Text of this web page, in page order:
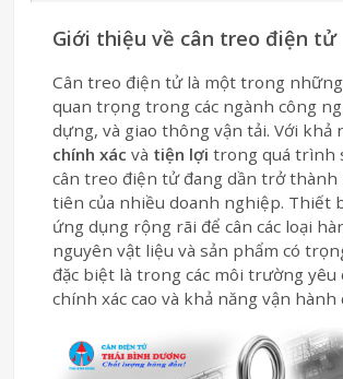
Giới thiệu về cân treo điện tử
Cân treo điện tử là một trong
quan trọng trong các ngành công
dựng, và giao thông vận tải. Với khả
chính xác và tiện lợi trong quá trình
cân treo điện tử đang dần trở thành
tiên của nhiều doanh nghiệp. Thiết
ứng dụng rộng rãi để cân các loại
nguyên vật liệu và sản phẩm có
đặc biệt là trong các môi trường yêu
chính xác cao và khả năng vận hành